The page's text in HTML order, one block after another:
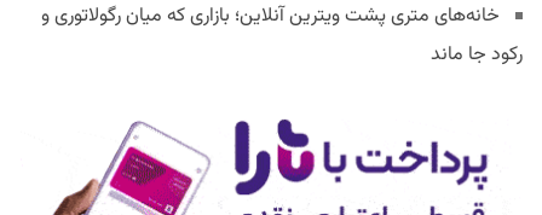
خانه‌های متری پشت ویترین آنلاین؛ بازاری که میان رگولاتوری و
رکود جا ماند